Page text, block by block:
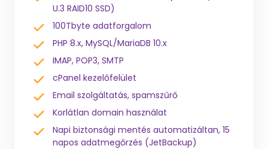
U.3 RAID10 SSD)
100Tbyte adatforgalom
PHP 8.x, MySQL/MariaDB 10.x
IMAP, POP3, SMTP
cPanel kezelőfelület
Email szolgáltatás, spamszűrő
Korlátlan domain használat
Napi biztonsági mentés automatizáltan, 15
napos adatmegőrzés (JetBackup)